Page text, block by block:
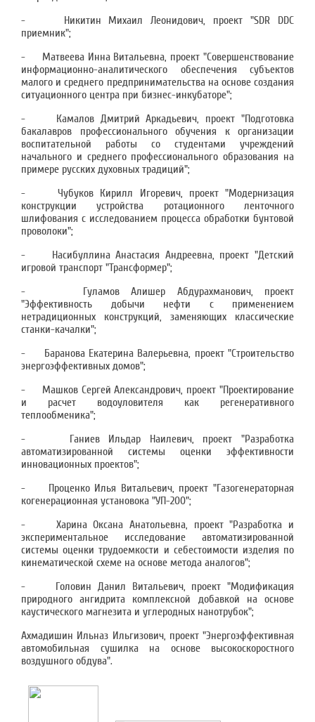
- Никитин Михаил Леонидович, проект "SDR DDC
приемник";
- Матвеева Инна Витальевна, проект "Совершенствование
информационно-аналитического обеспечения субъектов
малого и среднего предпринимательства на основе создания
ситуационного центра при бизнес-инкубаторе";
- Камалов Дмитрий Аркадьевич, проект "Подготовка
бакалавров профессионального обучения к организации
воспитательной работы со студентами учреждений
начального и среднего профессионального образования на
примере русских духовных традиций";
- Чубуков Кирилл Игоревич, проект "Модернизация
конструкции устройства ротационного ленточного
шлифования с исследованием процесса обработки бунтовой
проволоки";
- Насибуллина Анастасия Андреевна, проект "Детский
игровой транспорт "Трансформер";
- Гуламов Алишер Абдурахманович, проект
"Эффективность добычи нефти с применением
нетрадиционных конструкций, заменяющих классические
станки-качалки";
- Баранова Екатерина Валерьевна, проект "Строительство
энергоэффективных домов";
- Машков Сергей Александрович, проект "Проектирование
и расчет водоуловителя как регенеративного
теплообменика";
- Ганиев Ильдар Наилевич, проект "Разработка
автоматизированной системы оценки эффективности
инновационных проектов";
- Проценко Илья Витальевич, проект "Газогенераторная
когенерационная установока "УП-200";
- Харина Оксана Анатольевна, проект "Разработка и
экспериментальное исследование автоматизированной
системы оценки трудоемкости и себестоимости изделия по
кинематической схеме на основе метода аналогов";
- Головин Данил Витальевич, проект "Модификация
природного ангидрита комплексной добавкой на основе
каустического магнезита и углеродных нанотрубок";
Ахмадишин Ильназ Ильгизович, проект "Энергоэффективная
автомобильная сушилка на основе высокоскоростного
воздушного обдува".